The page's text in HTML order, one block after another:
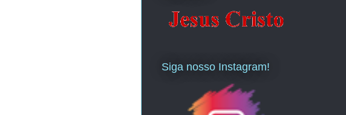
Siga nosso Instagram!